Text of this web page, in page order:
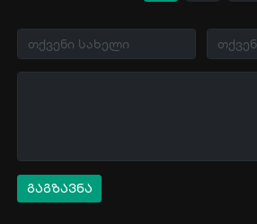
გაგზავნა